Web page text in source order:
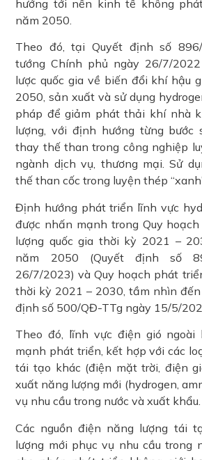
hướng tới nền kinh tế không
năm 2050.
Theo đó, tại Quyết định số
tướng Chính phủ ngày 26/7/
lược quốc gia về biến đổi khí hậu
2050, sản xuất và sử dụng
pháp để giảm phát thải khí nhà
lượng, với định hướng từng bước
thay thế than trong công nghiệp
ngành dịch vụ, thương mại. Sử
thế than cốc trong luyện thép
Định hướng phát triển lĩnh vực
được nhấn mạnh trong Quy
lượng quốc gia thời kỳ 2021 –
năm 2050 (Quyết định số
26/7/2023) và Quy hoạch phát
thời kỳ 2021 – 2030, tầm nhìn
định số 500/QĐ-TTg ngày 15/5/
Theo đó, lĩnh vực điện gió ngoài
mạnh phát triển, kết hợp với các
tái tạo khác (điện mặt trời, điện
xuất năng lượng mới (hydrogen,
vụ nhu cầu trong nước và xuất khẩu.
Các nguồn điện năng lượng tái
lượng mới phục vụ nhu cầu trong